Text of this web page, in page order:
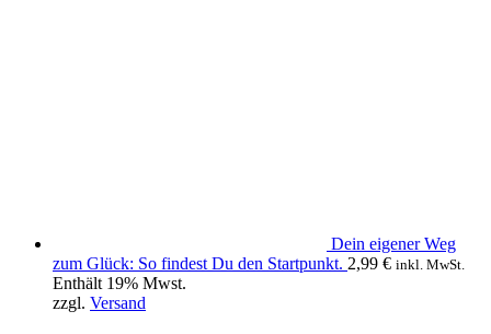
Dein eigener Weg
zum Glück: So findest Du den Startpunkt. 2,99 € inkl. MwSt.
Enthält 19% Mwst.
zzgl. Versand